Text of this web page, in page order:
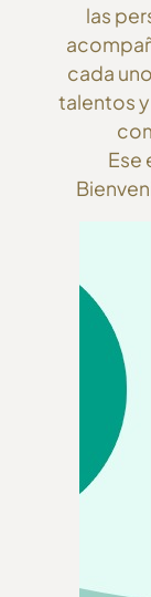
las
cada
talentos
Ese